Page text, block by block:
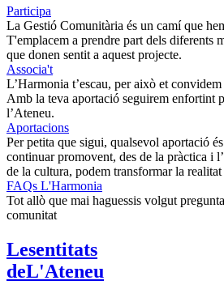
Participa
La Gestió Comunitària és un camí que
T'emplacem a prendre part dels diferents
que donen sentit a aquest projecte.
Associa't
L’Harmonia t’escau, per això et
Amb la teva aportació seguirem enfortint
l’Ateneu.
Aportacions
Per petita que sigui, qualsevol aportació
continuar promovent, des de la pràctica i
de la cultura, podem transformar la
FAQs L'Harmonia
Tot allò que mai haguessis volgut
comunitat
Lesentitats
deL'Ateneu